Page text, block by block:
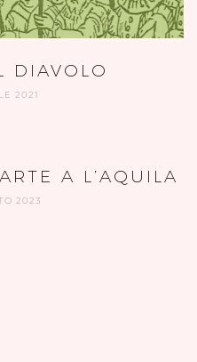
DIAVOLO
2021
A L’AQUILA
2023